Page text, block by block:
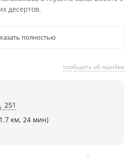
десертов.
полностью
сообщить об ошибке
251
км, 24 мин)